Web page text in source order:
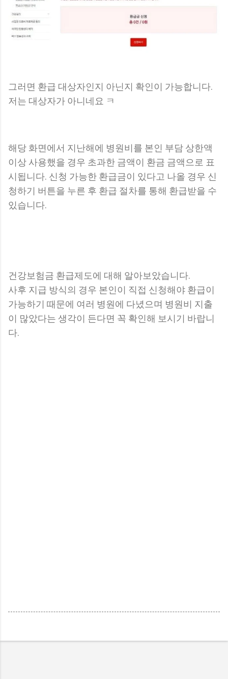
그러면 환급 대상자인지 아닌지 확인이 가능합니다.
저는 대상자가 아니네요 ㅋ
해당 화면에서 지난해에 병원비를 본인 부담 상한액
이상 사용했을 경우 초과한 금액이 환금 금액으로 표
시됩니다. 신청 가능한 환급금이 있다고 나올 경우 신
청하기 버튼을 누른 후 환급 절차를 통해 환급받을 수
있습니다.
건강보험금 환급제도에 대해 알아보았습니다.
사후 지급 방식의 경우 본인이 직접 신청해야 환급이
가능하기 때문에 여러 병원에 다녔으며 병원비 지출
이 많았다는 생각이 든다면 꼭 확인해 보시기 바랍니
다.